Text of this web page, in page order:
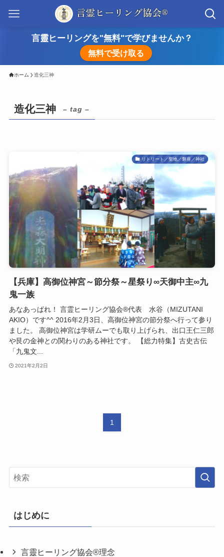
言靈ヒーリングを"無料"で学びませんか？
無料で受け取る
ホーム 造化三神
造化三神 – tag –
リトリート／聖地／磐座／神社
【兵庫】高御位神宮～節分祭～星祭り∞天御中主∞九
鬼一族
あなあっぱれ！ 言霊ヒーリング協会®代表 水谷（MIZUTANI
AKIO）です^^ 2016年2月3日、高御位神宮の節分祭へ行って参り
ました。 高御位神宮は学研ムーでも取り上げられ、出口王仁三郎
や艮の金神との関わりのある神社です。 【総力特集】古史古伝
「九鬼文...
2021年2月2日
1
はじめに
言靈ヒーリング協会®理念